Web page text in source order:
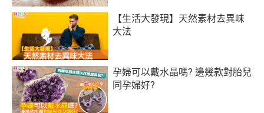
【生活大發現】天然素材去異味
大法
孕婦可以戴水晶嗎? 邊幾款對胎兒
同孕婦好?